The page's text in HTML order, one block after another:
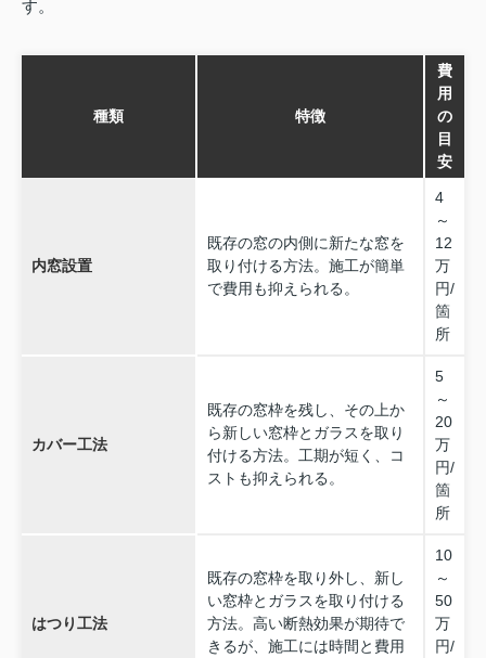
す。
種類 特徴
費
用
の
目
安
内窓設置
既存の窓の内側に新たな窓を
取り付ける方法。施工が簡単
で費用も抑えられる。
4
～
12
万
円/
箇
所
カバー工法
既存の窓枠を残し、その上か
ら新しい窓枠とガラスを取り
付ける方法。工期が短く、コ
ストも抑えられる。
5
～
20
万
円/
箇
所
はつり工法
既存の窓枠を取り外し、新し
い窓枠とガラスを取り付ける
方法。高い断熱効果が期待で
きるが、施工には時間と費用
10
～
50
万
円/